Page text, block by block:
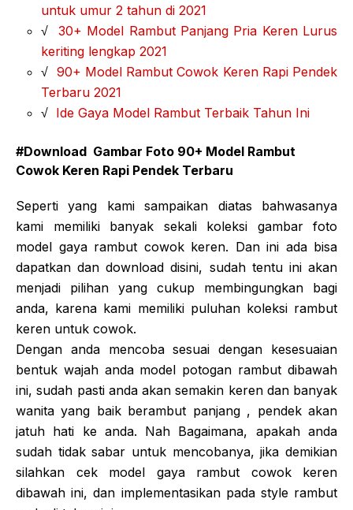
untuk umur 2 tahun di 2021
√ 30+ Model Rambut Panjang Pria Keren Lurus
keriting lengkap 2021
√ 90+ Model Rambut Cowok Keren Rapi Pendek
Terbaru 2021
√ Ide Gaya Model Rambut Terbaik Tahun Ini
#Download Gambar Foto 90+ Model Rambut
Cowok Keren Rapi Pendek Terbaru
Seperti yang kami sampaikan diatas bahwasanya
kami memiliki banyak sekali koleksi gambar foto
model gaya rambut cowok keren. Dan ini ada bisa
dapatkan dan download disini, sudah tentu ini akan
menjadi pilihan yang cukup membingungkan bagi
anda, karena kami memiliki puluhan koleksi rambut
keren untuk cowok.
Dengan anda mencoba sesuai dengan kesesuaian
bentuk wajah anda model potogan rambut dibawah
ini, sudah pasti anda akan semakin keren dan banyak
wanita yang baik berambut panjang , pendek akan
jatuh hati ke anda. Nah Bagaimana, apakah anda
sudah tidak sabar untuk mencobanya, jika demikian
silahkan cek model gaya rambut cowok keren
dibawah ini, dan implementasikan pada style rambut